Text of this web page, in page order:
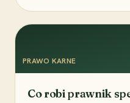
PRAWO KARNE
Co robi prawnik